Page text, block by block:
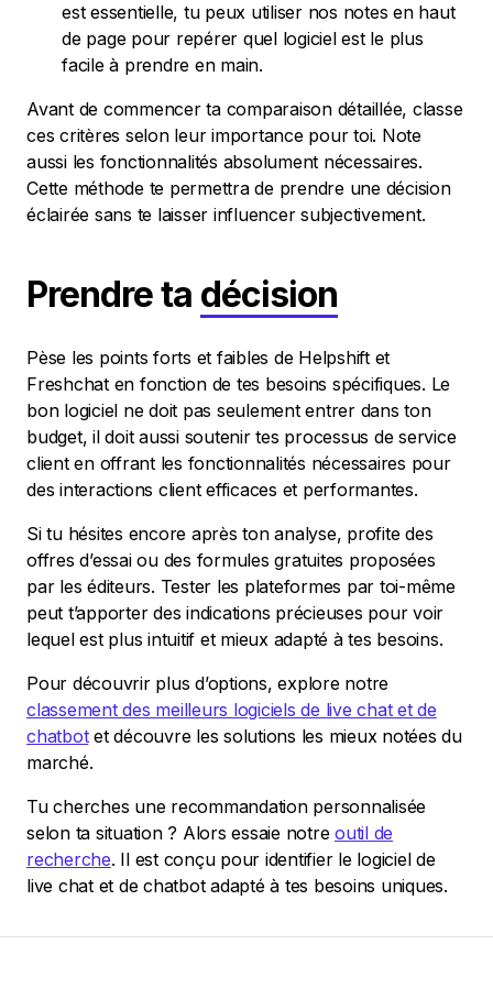
est essentielle, tu peux utiliser nos notes en haut
de page pour repérer quel logiciel est le plus
facile à prendre en main.
Avant de commencer ta comparaison détaillée, classe
ces critères selon leur importance pour toi. Note
aussi les fonctionnalités absolument nécessaires.
Cette méthode te permettra de prendre une décision
éclairée sans te laisser influencer subjectivement.
Prendre ta décision
Pèse les points forts et faibles de Helpshift et
Freshchat en fonction de tes besoins spécifiques. Le
bon logiciel ne doit pas seulement entrer dans ton
budget, il doit aussi soutenir tes processus de service
client en offrant les fonctionnalités nécessaires pour
des interactions client efficaces et performantes.
Si tu hésites encore après ton analyse, profite des
offres d’essai ou des formules gratuites proposées
par les éditeurs. Tester les plateformes par toi-même
peut t’apporter des indications précieuses pour voir
lequel est plus intuitif et mieux adapté à tes besoins.
Pour découvrir plus d’options, explore notre
classement des meilleurs logiciels de live chat et de
chatbotet découvre les solutions les mieux notées du
marché.
Tu cherches une recommandation personnalisée
selon ta situation ? Alors essaie notre outil de
recherche. Il est conçu pour identifier le logiciel de
live chat et de chatbot adapté à tes besoins uniques.